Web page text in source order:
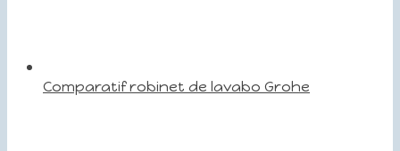
Comparatif robinet de lavabo Grohe